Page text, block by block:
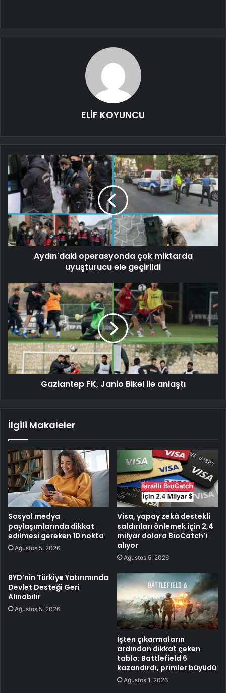
ELİF KOYUNCU
Aydın'daki operasyonda çok miktarda
uyuşturucu ele geçirildi
Gaziantep FK, Janio Bikel ile anlaştı
İlgili Makaleler
Sosyal medya
paylaşımlarında dikkat
edilmesi gereken 10 nokta
Ağustos 5, 2026
Visa, yapay zekâ destekli
saldırıları önlemek için 2,4
milyar dolara BioCatch’i
alıyor
Ağustos 5, 2026
BYD’nin Türkiye Yatırımında
Devlet Desteği Geri
Alınabilir
Ağustos 5, 2026
İşten çıkarmaların
ardından dikkat çeken
tablo: Battlefield 6
kazandırdı, primler büyüdü
Ağustos 1, 2026